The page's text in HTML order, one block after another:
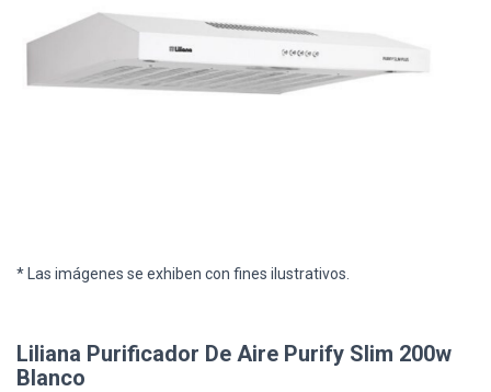
* Las imágenes se exhiben con fines ilustrativos.
Liliana Purificador De Aire Purify Slim 200w
Blanco